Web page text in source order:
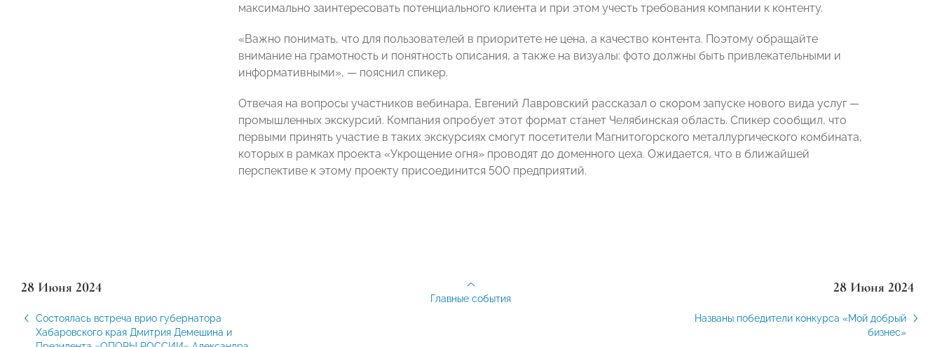
максимально заинтересовать потенциального клиента и при этом учесть требования компании к контенту.
«Важно понимать, что для пользователей в приоритете не цена, а качество контента. Поэтому обращайте
внимание на грамотность и понятность описания, а также на визуалы: фото должны быть привлекательными и
информативными», — пояснил спикер.
Отвечая на вопросы участников вебинара, Евгений Лавровский рассказал о скором запуске нового вида услуг —
промышленных экскурсий. Компания опробует этот формат станет Челябинская область. Спикер сообщил, что
первыми принять участие в таких экскурсиях смогут посетители Магнитогорского металлургического комбината,
которых в рамках проекта «Укрощение огня» проводят до доменного цеха. Ожидается, что в ближайшей
перспективе к этому проекту присоединится 500 предприятий.
28 Июня 2024
Состоялась встреча врио губернатора
Хабаровского края Дмитрия Демешина и
28 Июня 2024
Названы победители конкурса «Мой добрый
бизнес»
Главные события